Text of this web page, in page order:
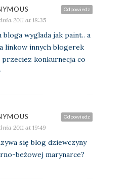
Odpowiedz
2011 at 18:35
bloga wyglada jak paint.. a
linkow innych blogerek
konkurnecja co
Odpowiedz
2011 at 19:49
się blog dziewczyny
beżowej marynarce?